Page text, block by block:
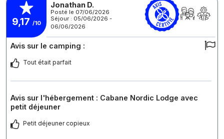
9,17 /10
Jonathan D.
Posté le 07/06/2026
Séjour : 05/06/2026 -
06/06/2026
Avis sur le camping :
Tout était parfait
Avis sur l'hébergement : Cabane Nordic Lodge avec
petit déjeuner
Petit déjeuner copieux